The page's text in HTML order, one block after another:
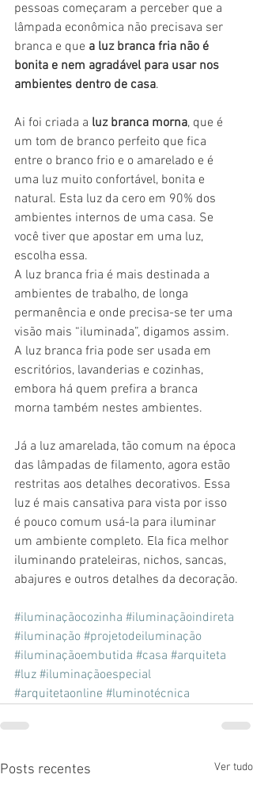
pessoas começaram a perceber que a
lâmpada econômica não precisava ser
branca e que a luz branca fria não é
bonita e nem agradável para usar nos
ambientes dentro de casa.
Ai foi criada a luz branca morna, que é
um tom de branco perfeito que fica
entre o branco frio e o amarelado e é
uma luz muito confortável, bonita e
natural. Esta luz da cero em 90% dos
ambientes internos de uma casa. Se
você tiver que apostar em uma luz,
escolha essa.
A luz branca fria é mais destinada a
ambientes de trabalho, de longa
permanência e onde precisa-se ter uma
visão mais “iluminada”, digamos assim.
A luz branca fria pode ser usada em
escritórios, lavanderias e cozinhas,
embora há quem prefira a branca
morna também nestes ambientes.
Já a luz amarelada, tão comum na época
das lâmpadas de filamento, agora estão
restritas aos detalhes decorativos. Essa
luz é mais cansativa para vista por isso
é pouco comum usá-la para iluminar
um ambiente completo. Ela fica melhor
iluminando prateleiras, nichos, sancas,
abajures e outros detalhes da decoração.
#iluminaçãocozinha #iluminaçãoindireta
#iluminação #projetodeiluminação
#iluminaçãoembutida #casa #arquiteta
#luz #iluminaçãoespecial
#arquitetaonline #luminotécnica
Posts recentes Ver tudo